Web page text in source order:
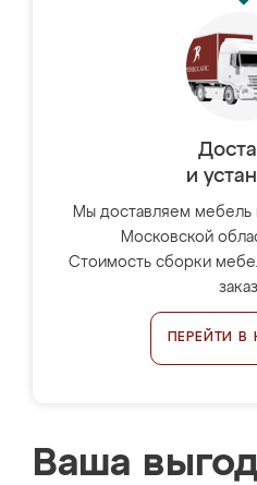
и
Мы доставляем мебель
Московской
Стоимость сборки
ПЕРЕЙТИ В
Ваша